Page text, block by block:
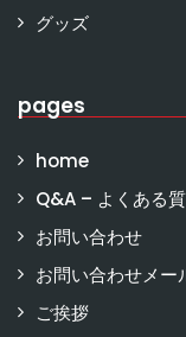
グッズ
pages
home
Q&A – よくある
お問い合わせ
お問い合わせメー
ご挨拶